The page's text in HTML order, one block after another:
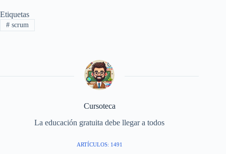
Etiquetas
#scrum
Cursoteca
La educación gratuita debe llegar a todos
ARTÍCULOS: 1491